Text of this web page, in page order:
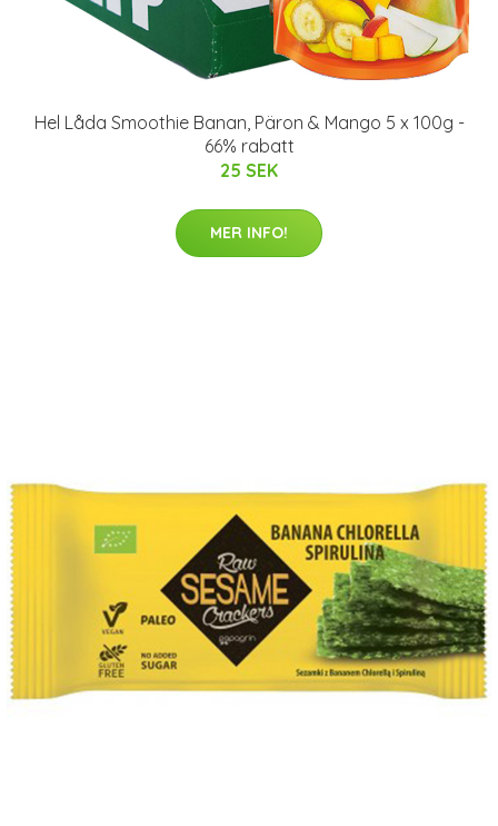
Hel Låda Smoothie Banan, Päron & Mango 5 x 100g -
66% rabatt
25 SEK
MER INFO!